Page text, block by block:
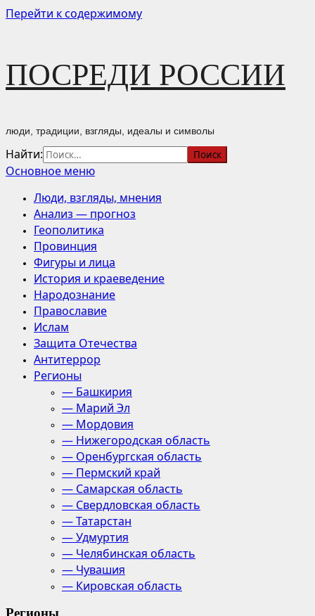
Перейти к содержимому
ПОСРЕДИ РОССИИ
люди, традиции, взгляды, идеалы и символы
Найти:
Основное меню
Люди, взгляды, мнения
Анализ — прогноз
Геополитика
Провинция
Фигуры и лица
История и краеведение
Народознание
Православие
Ислам
Защита Отечества
Антитеррор
Регионы
— Башкирия
— Марий Эл
— Мордовия
— Нижегородская область
— Оренбургская область
— Пермский край
— Самарская область
— Свердловская область
— Татарстан
— Удмуртия
— Челябинская область
— Чувашия
— Кировская область
Регионы